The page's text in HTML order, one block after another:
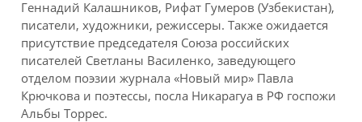
Геннадий Калашников, Рифат Гумеров (Узбекистан),
писатели, художники, режиссеры. Также ожидается
присутствие председателя Союза российских
писателей Светланы Василенко, заведующего
отделом поэзии журнала «Новый мир» Павла
Крючкова и поэтессы, посла Никарагуа в РФ госпожи
Альбы Торрес.